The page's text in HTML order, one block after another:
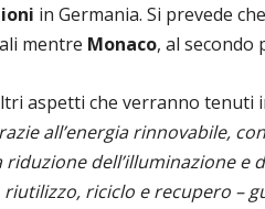
in Germania. Si prevede che
mentre Monaco, al secondo
aspetti che verranno tenuti
all’energia rinnovabile,
dell’illuminazione e
riciclo e recupero –